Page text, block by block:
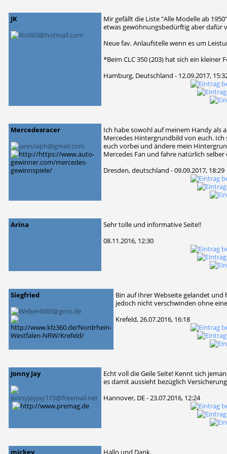
JK
Mir gefällt die Liste "Alle Modelle ab
etwas gewöhnungsbedürftig aber dafür
Neue fav. Anlaufstelle wenn es um
*Beim CLC 350 (203) hat sich ein kleiner
Hamburg, Deutschland - 12.09.2017,
Mercedesracer
Ich habe sowohl auf meinem Handy als
Mercedes Hintergrundbild von euch.
euch vorbei und ändere mein
Mercedes Fan und fahre natürlich selber
Dresden, deutschland - 09.09.2017, 18:29
Arina
Sehr tolle und informative Seite!!
08.11.2016, 12:30
Siegfried
Bin auf Ihrer Webseite gelandet
jedoch nicht verschwinden ohne
Krefeld, 26.07.2016, 16:18
Jonny Jay
Echt voll die Geile Seite! Kennt sich
es damit aussieht bezüglich
Hannover, DE - 23.07.2016, 12:24
mickey Hallo und Dank,